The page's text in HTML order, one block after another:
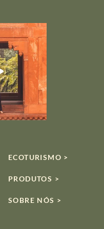
ECOTURISMO >
PRODUTOS >
SOBRE NÓS >